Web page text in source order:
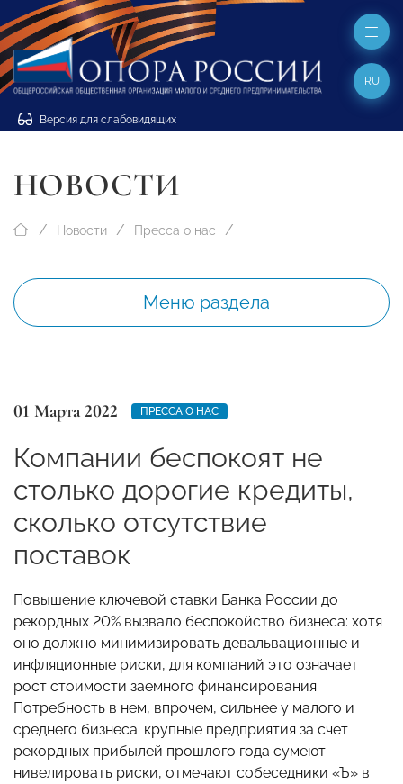
Версия для слабовидящих
RU
НОВОСТИ
Новости Пресса о нас
Меню раздела
01 Марта 2022 ПРЕССА О НАС
Компании беспокоят не
столько дорогие кредиты,
сколько отсутствие
поставок
Повышение ключевой ставки Банка России до
рекордных 20% вызвало беспокойство бизнеса: хотя
оно должно минимизировать девальвационные и
инфляционные риски, для компаний это означает
рост стоимости заемного финансирования.
Потребность в нем, впрочем, сильнее у малого и
среднего бизнеса: крупные предприятия за счет
рекордных прибылей прошлого года сумеют
нивелировать риски, отмечают собеседники «Ъ» в